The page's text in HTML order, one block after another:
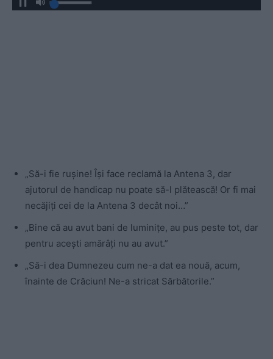
„Să-i fie rușine! Își face reclamă la Antena 3, dar
ajutorul de handicap nu poate să-l plătească! Or fi mai
necăjiți cei de la Antena 3 decât noi…”
„Bine că au avut bani de luminițe, au pus peste tot, dar
pentru acești amărâți nu au avut.”
„Să-i dea Dumnezeu cum ne-a dat ea nouă, acum,
înainte de Crăciun! Ne-a stricat Sărbătorile.”